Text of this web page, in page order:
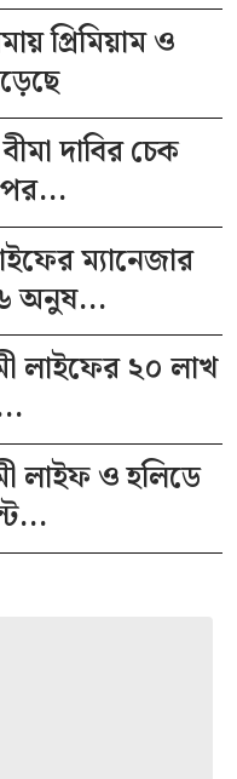
প্রিমিয়াম ও
দাবির চেক
পর...
ম্যানেজার
অনুষ...
লাইফের ২০ লাখ
লাইফ ও হলিডে